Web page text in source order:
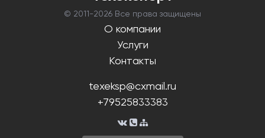
© 2011-2026 Все права защищены
О компании
Услуги
Контакты
texeksp@cxmail.ru
+79525833383